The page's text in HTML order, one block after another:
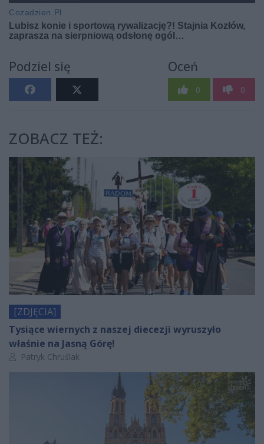
Podziel się Oceń
0 0
ZOBACZ TEŻ:
[ZDJĘCIA]
Tysiące wiernych z naszej diecezji wyruszyło
właśnie na Jasną Górę!
Autor artykułu:
Patryk Chruślak